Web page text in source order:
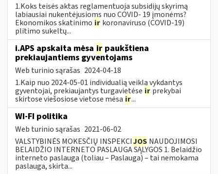
1.Koks teisės aktas reglamentuoja subsidijų skyrimą
labiausiai nukentėjusioms nuo COVID- 19 įmonėms?
Ekonomikos skatinimo ir koronaviruso (COVID-19)
plitimo sukeltų...
i.APS apskaita mėsa ir paukštiena
prekiaujantiems gyventojams
Web turinio sąrašas 2024-04-18
1.Kaip nuo 2024-05-01 individualią veiklą vykdantys
gyventojai, prekiaujantys turgavietėse ir prekybai
skirtose viešosiose vietose mėsa ir...
WI-FI politika
Web turinio sąrašas 2021-06-02
VALSTYBINĖS MOKESČIŲ INSPEKCIJOS NAUDOJIMOSI
BELAIDŽIO INTERNETO PASLAUGA SĄLYGOS 1. Belaidžio
interneto paslauga (toliau – Paslauga) – tai nemokama
paslauga, skirta...